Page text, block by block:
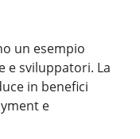
un esempio
e sviluppatori. La
in benefici
e